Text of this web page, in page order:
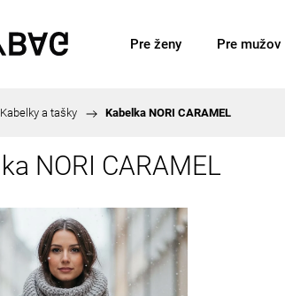
Pre ženy Pre mužov
Kabelky a tašky / Kabelka NORI CARAMEL
NORI CARAMEL